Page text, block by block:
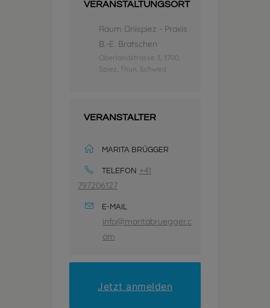
VERANSTALTUNGSORT
Raum Driispiez - Praxis
B.-E. Bratschen
Oberlandstrasse 3, 3700,
Spiez, Thun, Schweiz
VERANSTALTER
MARITA BRÜGGER
TELEFON +41
797206127
E-MAIL
info@maritabruegger.c
om
Jetzt anmelden